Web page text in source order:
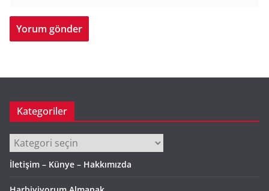
Kategoriler
Kategoriler
İletişim – Künye – Hakkımızda